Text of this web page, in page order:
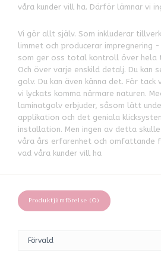
våra kunder vill ha. Därför lämnar vi
Vi gör allt själv. Som inkluderar
limmet och producerar
som ger oss total kontroll över hela
Och över varje enskild detalj. Du kan
golv. Du kan även känna det. För
vi lyckats komma närmare naturen.
laminatgolv erbjuder, såsom lätt
applikation och det geniala
installation. Men ingen av detta
våra års erfarenhet och omfattande
vad våra kunder vill ha
Produktjämförelse (0)